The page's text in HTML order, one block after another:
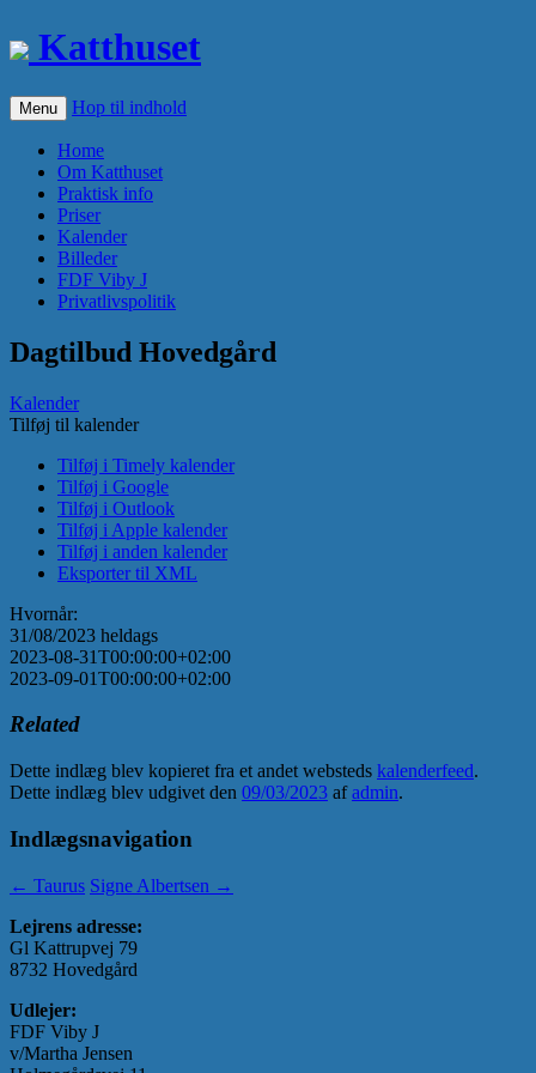
Katthuset
Menu Hop til indhold
Home
Om Katthuset
Praktisk info
Priser
Kalender
Billeder
FDF Viby J
Privatlivspolitik
Dagtilbud Hovedgård
Kalender
Tilføj til kalender
Tilføj i Timely kalender
Tilføj i Google
Tilføj i Outlook
Tilføj i Apple kalender
Tilføj i anden kalender
Eksporter til XML
Hvornår:
31/08/2023 heldags
2023-08-31T00:00:00+02:00
2023-09-01T00:00:00+02:00
Related
Dette indlæg blev kopieret fra et andet websteds kalenderfeed.
Dette indlæg blev udgivet den 09/03/2023 afadmin.
Indlægsnavigation
← Taurus Signe Albertsen →
Lejrens adresse:
Gl Kattrupvej 79
8732 Hovedgård
Udlejer:
FDF Viby J
v/Martha Jensen